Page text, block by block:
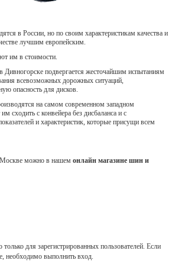
в России, но по своим характеристикам качества и
лучшим европейским.
им в стоимости.
в Дивногорске подвергается жесточайшим испытаниям
всевозможных дорожных ситуаций,
опасность для дисков.
на самом современном западном
сходить с конвейера без дисбаланса и с
и характеристик, которые присущи всем
можно в нашем онлайн магазине шин и
для зарегистрированных пользователей. Если
необходимо выполнить вход.